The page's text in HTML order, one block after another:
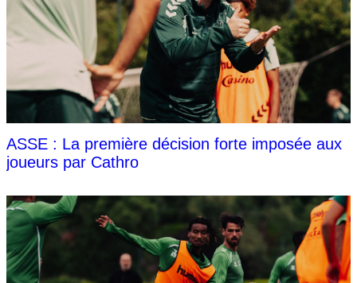
ASSE : La première décision forte imposée aux
joueurs par Cathro